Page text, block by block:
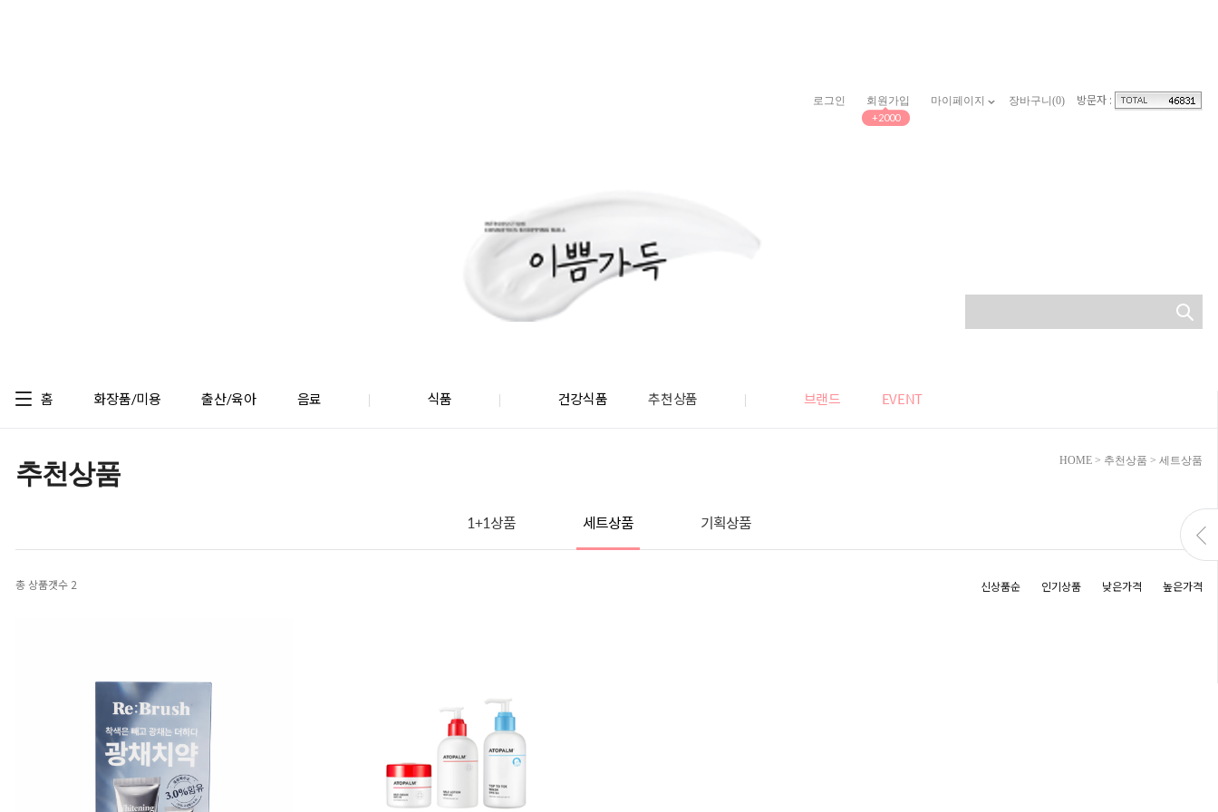
로그인 회원가입
+2000
마이페이지 장바구니(0) 방문자 :
홈 화장품/미용 출산/육아 음료 식품 건강식품 추천상품 브랜드 EVENT
HOME > 추천상품 > 세트상품
추천상품
1+1상품 세트상품 기획상품
총 상품갯수 2 신상품순 인기상품 낮은가격 높은가격